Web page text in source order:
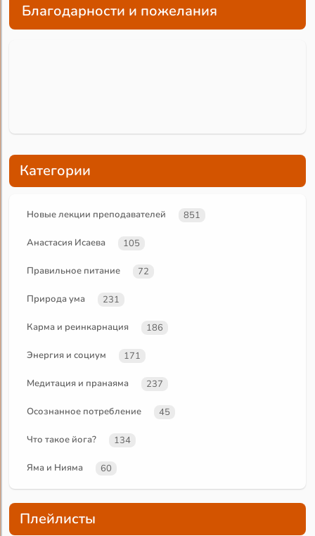
Благодарности и пожелания
Категории
Новые лекции преподавателей 851
Анастасия Исаева 105
Правильное питание 72
Природа ума 231
Карма и реинкарнация 186
Энергия и социум 171
Медитация и пранаяма 237
Осознанное потребление 45
Что такое йога? 134
Яма и Нияма 60
Плейлисты